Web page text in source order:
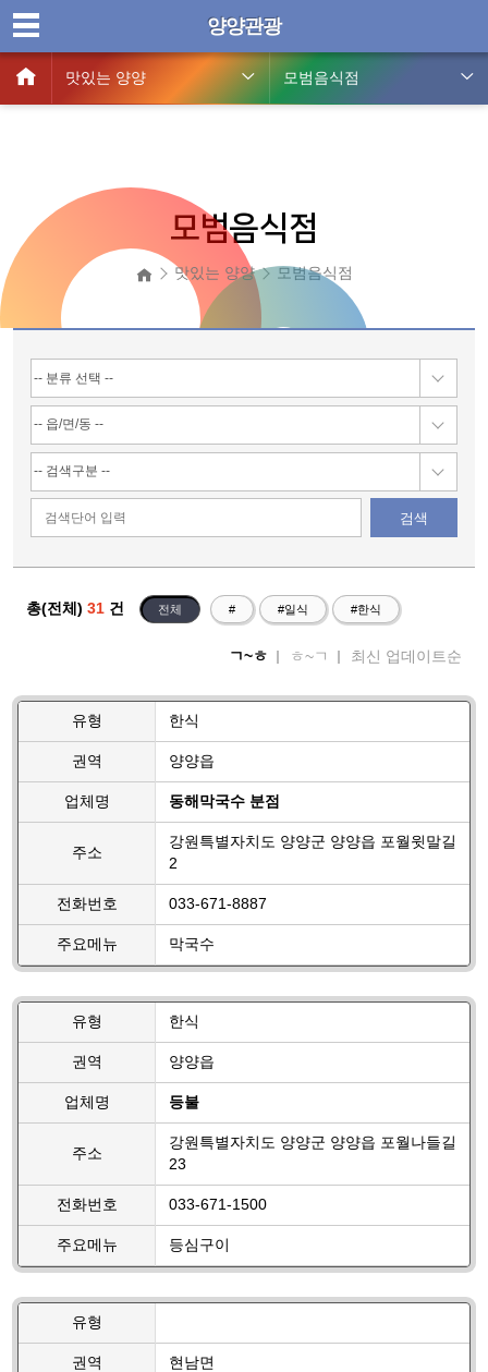
양양관광
맛있는 양양 모범음식점
모범음식점
맛있는 양양 모범음식점
검색
총(전체) 31 건 전체 # #일식 #한식
ㄱ~ㅎ ㅎ~ㄱ 최신 업데이트순
유형 한식
권역 양양읍
업체명 동해막국수 분점
주소
강원특별자치도 양양군 양양읍 포월윗말길
2
전화번호 033-671-8887
주요메뉴 막국수
유형 한식
권역 양양읍
업체명 등불
주소
강원특별자치도 양양군 양양읍 포월나들길
23
전화번호 033-671-1500
주요메뉴 등심구이
유형
권역 현남면